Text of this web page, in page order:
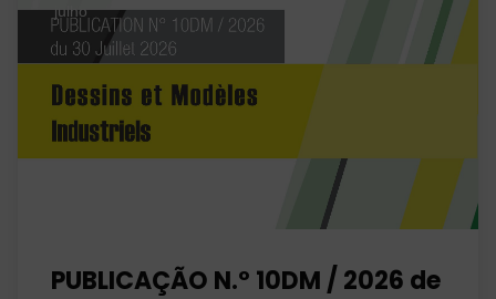
julho
PUBLICAÇÃO N.º 10DM / 2026 de